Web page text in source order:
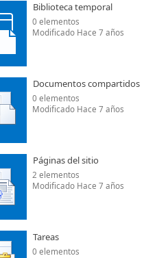
Biblioteca temporal
0 elementos
Modificado Hace 7 años
Documentos compartidos
0 elementos
Modificado Hace 7 años
Páginas del sitio
2 elementos
Modificado Hace 7 años
Tareas
0 elementos